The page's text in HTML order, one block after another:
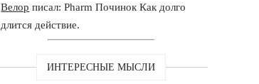
Велор писал: Pharm Починок Как долго
длится действие.
ИНТЕРЕСНЫЕ МЫСЛИ